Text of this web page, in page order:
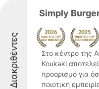
Διακριθέντες
Simply
Στο κέντρο της
Koukaki
προορισμό για
ποιοτική